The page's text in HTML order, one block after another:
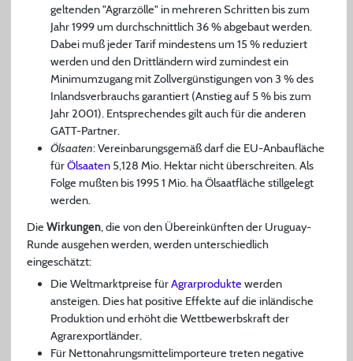
geltenden "Agrarzölle" in mehreren Schritten bis zum
Jahr 1999 um durchschnittlich 36 % abgebaut werden.
Dabei muß jeder Tarif mindestens um 15 % reduziert
werden und den Drittländern wird zumindest ein
Minimumzugang mit Zollvergünstigungen von 3 % des
Inlandsverbrauchs garantiert (Anstieg auf 5 % bis zum
Jahr 2001). Entsprechendes gilt auch für die anderen
GATT-Partner.
Ölsaaten: Vereinbarungsgemäß darf die EU-Anbaufläche
fürÖlsaaten 5,128 Mio. Hektar nicht überschreiten. Als
Folge mußten bis 1995 1 Mio. ha Ölsaatfläche stillgelegt
werden.
Die Wirkungen, die von den Übereinkünften der Uruguay-
Runde ausgehen werden, werden unterschiedlich
eingeschätzt:
Die Weltmarktpreise fürAgrarprodukte werden
ansteigen. Dies hat positive Effekte auf die inländische
Produktion und erhöht die Wettbewerbskraft der
Agrarexportländer.
Für Nettonahrungsmittelimporteure treten negative